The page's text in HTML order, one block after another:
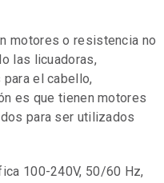
motores o resistencia no
las licuadoras,
el cabello,
es que tienen motores
para ser utilizados
100-240V, 50/60 Hz,